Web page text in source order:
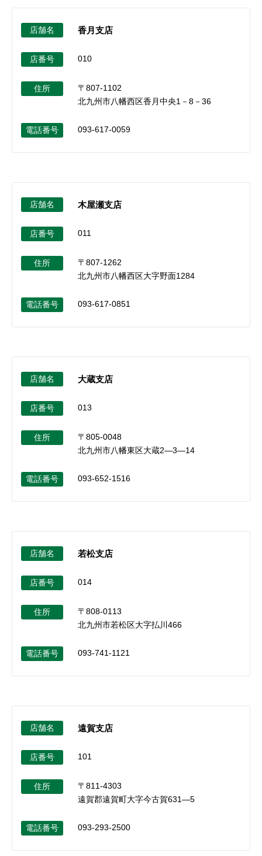
店舗名 香月支店
店番号 010
住所
〒807-1102
北九州市八幡西区香月中央1－8－36
電話番号 093-617-0059
店舗名 木屋瀬支店
店番号 011
住所
〒807-1262
北九州市八幡西区大字野面1284
電話番号 093-617-0851
店舗名 大蔵支店
店番号 013
住所
〒805-0048
北九州市八幡東区大蔵2―3―14
電話番号 093-652-1516
店舗名 若松支店
店番号 014
住所
〒808-0113
北九州市若松区大字払川466
電話番号 093-741-1121
店舗名 遠賀支店
店番号 101
住所
〒811-4303
遠賀郡遠賀町大字今古賀631―5
電話番号 093-293-2500